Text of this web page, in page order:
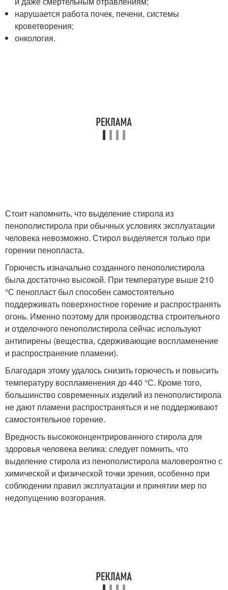
нарушается работа почек, печени, системы
кроветворения;
онкология.
Стоит напомнить, что выделение стирола из
пенополистирола при обычных условиях эксплуатации
человека невозможно. Стирол выделяется только при
горении пенопласта.
Горючесть изначально созданного пенополистирола
была достаточно высокой. При температуре выше 210
°С пенопласт был способен самостоятельно
поддерживать поверхностное горение и распространять
огонь. Именно поэтому для производства строительного
и отделочного пенополистирола сейчас используют
антипирены (вещества, сдерживающие воспламенение
и распространение пламени).
Благодаря этому удалось снизить горючесть и повысить
температуру воспламенения до 440 °С. Кроме того,
большинство современных изделий из пенополистирола
не дают пламени распространяться и не поддерживают
самостоятельное горение.
Вредность высококонцентрированного стирола для
здоровья человека велика: следует помнить, что
выделение стирола из пенополистирола маловероятно с
химической и физической точки зрения, особенно при
соблюдении правил эксплуатации и принятии мер по
недопущению возгорания.